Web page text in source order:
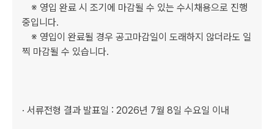
※ 영입 완료 시 조기에 마감될 수 있는 수시채용으로 진행
중입니다.
※ 영입이 완료될 경우 공고마감일이 도래하지 않더라도 일
찍 마감될 수 있습니다.
· 서류전형 결과 발표일 : 2026년 7월 8일 수요일 이내